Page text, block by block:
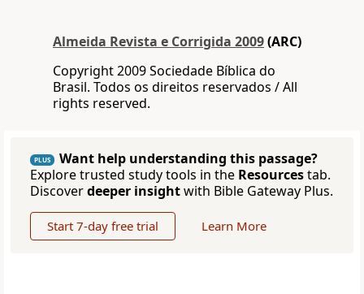
Almeida Revista e Corrigida 2009(ARC)
Copyright 2009 Sociedade Bíblica do
Brasil. Todos os direitos reservados / All
rights reserved.
PLUS
Want help understanding this passage?
Explore trusted study tools in the Resourcestab.
Discoverdeeper insightwith Bible Gateway Plus.
Start 7-day free trial Learn More